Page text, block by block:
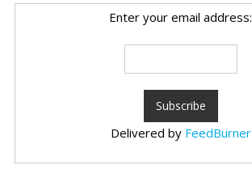
Enter your email address:
Delivered by FeedBurner